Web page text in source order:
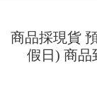
Later selepas
mudah alih anda,
akhir pembayaran.
3. Tiada bayaran
dihantar ke alamat
4. Setelah
Pilihan
全家取貨付款
商品採現貨
假日) 商品